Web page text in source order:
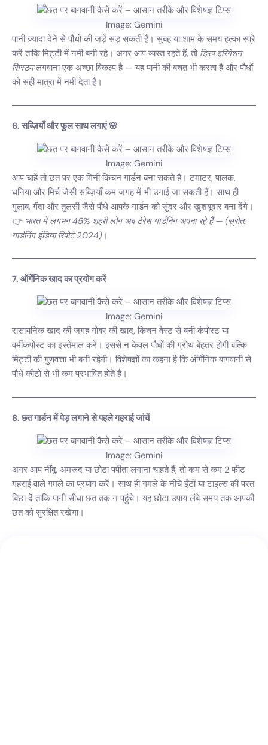
Image: Gemini
पानी ज़्यादा देने से पौधों की जड़ें सड़ सकती हैं। सुबह या शाम के समय हल्का स्प्रे
करें ताकि मिट्टी में नमी बनी रहे। अगर आप व्यस्त रहते हैं, तो ड्रिप इरिगेशन
सिस्टमलगवाना एक अच्छा विकल्प है — यह पानी की बचत भी करता है और पौधों
को सही मात्रा में नमी देता है।
6. सब्ज़ियाँ और फूल साथ लगाएं 🌸
Image: Gemini
आप चाहें तो छत पर एक मिनी किचन गार्डन बना सकते हैं। टमाटर, पालक,
धनिया और मिर्च जैसी सब्ज़ियाँ कम जगह में भी उगाई जा सकती हैं। साथ ही
गुलाब, गेंदा और तुलसी जैसे पौधे आपके गार्डन को सुंदर और खुशबूदार बना देंगे।
👉 भारत में लगभग 45% शहरी लोग अब टेरेस गार्डनिंग अपना रहे हैं — (स्रोत:
गार्डनिंग इंडिया रिपोर्ट 2024) ।
7. ऑर्गेनिक खाद का प्रयोग करें
Image: Gemini
रासायनिक खाद की जगह गोबर की खाद, किचन वेस्ट से बनी कंपोस्ट या
वर्मीकंपोस्ट का इस्तेमाल करें। इससे न केवल पौधों की ग्रोथ बेहतर होगी बल्कि
मिट्टी की गुणवत्ता भी बनी रहेगी। विशेषज्ञों का कहना है कि ऑर्गेनिक बागवानी से
पौधे कीटों से भी कम प्रभावित होते हैं।
8. छत गार्डन में पेड़ लगाने से पहले गहराई जांचें
Image: Gemini
अगर आप नींबू, अमरूद या छोटा पपीता लगाना चाहते हैं, तो कम से कम 2 फीट
गहराई वाले गमले का प्रयोग करें। साथ ही गमले के नीचे ईंटों या टाइल्स की परत
बिछा दें ताकि पानी सीधा छत तक न पहुंचे। यह छोटा उपाय लंबे समय तक आपकी
छत को सुरक्षित रखेगा।